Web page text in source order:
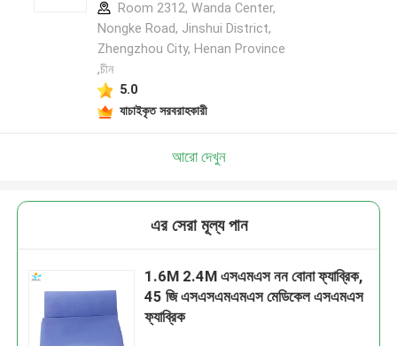
Room 2312, Wanda Center,
Nongke Road, Jinshui District,
Zhengzhou City, Henan Province
,চীন
5.0
যাচাইকৃত সরবরাহকারী
আরো দেখুন
এর সেরা মূল্য পান
1.6M 2.4M এসএমএস নন বোনা ফ্যাব্রিক,
45 জি এসএসএমএমএস মেডিকেল এসএমএস
ফ্যাব্রিক